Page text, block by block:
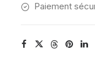
Paiement